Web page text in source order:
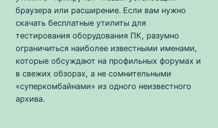
браузера или расширение. Если вам нужно
скачать бесплатные утилиты для
тестирования оборудования ПК, разумно
ограничиться наиболее известными именами,
которые обсуждают на профильных форумах и
в свежих обзорах, а не сомнительными
«суперкомбайнами» из одного неизвестного
архива.